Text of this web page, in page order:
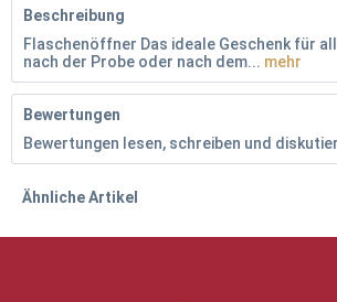
Beschreibung
Flaschenöffner Das ideale Geschenk für
nach der Probe oder nach dem... mehr
Bewertungen
Bewertungen lesen, schreiben und
Ähnliche Artikel